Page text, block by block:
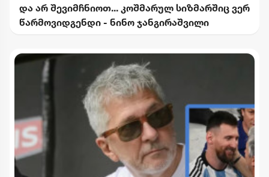
და არ შევიმჩნიოთ... კოშმარულ სიზმარშიც ვერ
წარმოვიდგენდი - ნინო ჯანგირაშვილი